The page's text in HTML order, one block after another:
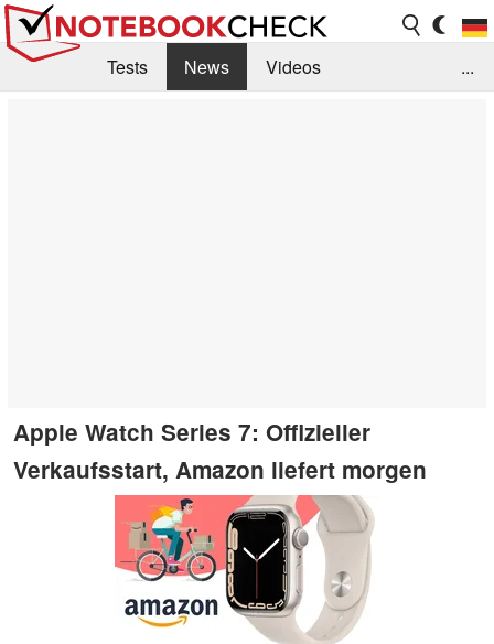
Tests News
Videos
...
Apple Watch Series 7: Offizieller
Verkaufsstart, Amazon liefert morgen